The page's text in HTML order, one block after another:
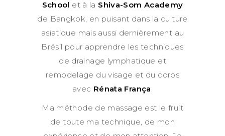
School et à la Shiva-Som Academy
de Bangkok, en puisant dans la culture
asiatique mais aussi dernièrement au
Brésil pour apprendre les techniques
de drainage lymphatique et
remodelage du visage et du corps
avec Rénata França
Ma méthode de massage est le fruit
de toute ma technique, de mon